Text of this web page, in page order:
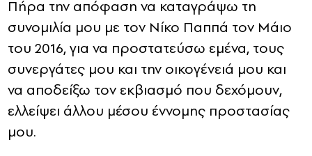
Πήρα την απόφαση να καταγράψω τη
συνομιλία μου με τον Νίκο Παππά τον Μάιο
του 2016, για να προστατεύσω εμένα, τους
συνεργάτες μου και την οικογένειά μου και
να αποδείξω τον εκβιασμό που δεχόμουν,
ελλείψει άλλου μέσου έννομης προστασίας
μου.